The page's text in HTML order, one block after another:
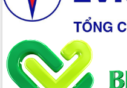
Đảm bảo cuộc bầu cử đại biểu Quốc
hội và đại biểu HĐND các cấp diễn ra
an toàn, hiệu quả, đúng quy định
Thủ tướng Chính phủ Phạm Minh Chính
kiểm tra, chỉ đạo hoàn thành các dự
án cao tốc và thăm khu tái định cư tại
Đắk Lắk